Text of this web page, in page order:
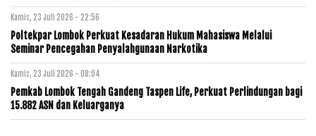
Kamis, 23 Juli 2026 - 22:56
Poltekpar Lombok Perkuat Kesadaran Hukum Mahasiswa Melalui
Seminar Pencegahan Penyalahgunaan Narkotika
Kamis, 23 Juli 2026 - 08:04
Pemkab Lombok Tengah Gandeng Taspen Life, Perkuat Perlindungan bagi
15.882 ASN dan Keluarganya